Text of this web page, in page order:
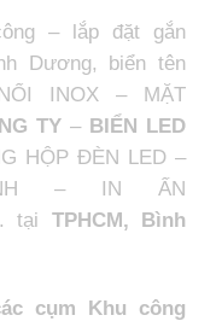
– lắp đặt gắn
Dương, biển tên
INOX– MẶT
TY – BIỂN LED
HỘP ĐÈN LED–
– IN ẤN
tại TPHCM, Bình
cụm Khu công